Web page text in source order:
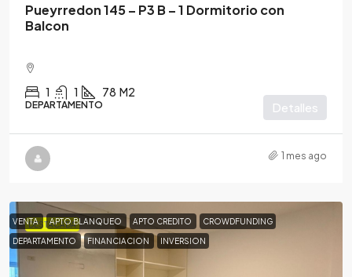
Pueyrredon 145 – P3 B – 1 Dormitorio con
Balcon
1 1 78 M2
DEPARTAMENTO Detalles
1 mes ago
DESTACADA
VENTA APTO BLANQUEO APTO CREDITO CROWDFUNDING
DEPARTAMENTO FINANCIACION INVERSION